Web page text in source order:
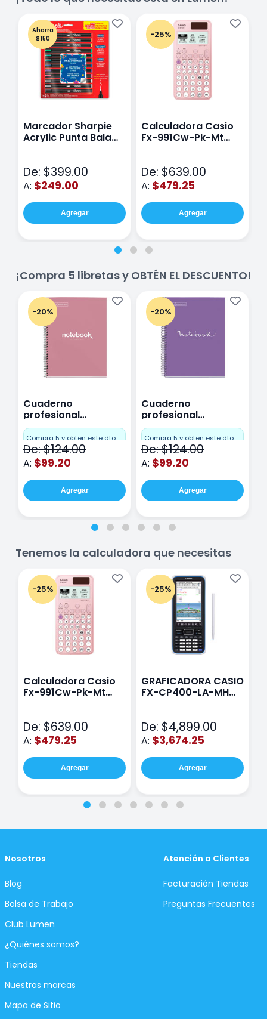
Ahorra
$150
Marcador Sharpie
Acrylic Punta Bala
De: $399.00
A: $249.00
Agregar
-25%
Calculadora Casio
Fx-991Cw-Pk-Mt
De: $639.00
A: $479.25
Agregar
¡Compra 5 libretas y OBTÉN EL DESCUENTO!
-20%
Cuaderno
profesional
Miquelrius Emotions
Cuadro Chico 80
hojas Rosa
Compra 5 y obten este dto.
De: $124.00
A: $99.20
Agregar
-20%
Cuaderno
profesional
Miquelrius Emotions
raya 80 hojas
Purpura
Compra 5 y obten este dto.
De: $124.00
A: $99.20
Agregar
Tenemos la calculadora que necesitas
-25%
Calculadora Casio
Fx-991Cw-Pk-Mt
De: $639.00
A: $479.25
Agregar
-25%
GRAFICADORA CASIO
FX-CP400-LA-MH
De: $4,899.00
A: $3,674.25
Agregar
Nosotros
Blog
Bolsa de Trabajo
Club Lumen
¿Quiénes somos?
Tiendas
Nuestras marcas
Mapa de Sitio
Atención a Clientes
Facturación Tiendas
Preguntas Frecuentes